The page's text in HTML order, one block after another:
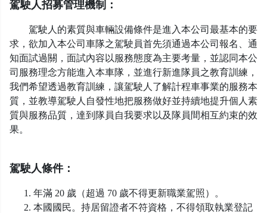
駕駛人招募管理機制：
駕駛人的素質與車輛設備條件是進入本公司最基本的要
求，欲加入本公司車隊之駕駛員首先須通過本公司報名、通
知面試過關，面試內容以服務態度為主要考量，並認同本公
司服務理念方能進入本車隊，並進行新進隊員之教育訓練，
我們希望透過教育訓練，讓駕駛人了解計程車事業的服務本
質，並教導駕駛人自發性地把服務做好並持續地提升個人素
質與服務品質，達到隊員自我要求以及隊員間相互約束的效
果。
駕駛人條件：
年滿 20 歲（超過 70 歲不得更新職業駕照）。
本國國民。持居留證者不符資格，不得領取執業登記